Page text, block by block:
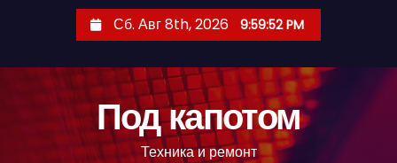
Сб. Авг 8th, 2026 9:59:54 PM
Под капотом
Техника и ремонт